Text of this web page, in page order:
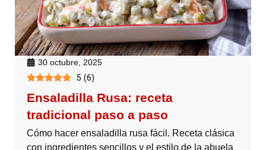
30 octubre, 2025
5 (6)
Ensaladilla Rusa: receta
tradicional paso a paso
Cómo hacer ensaladilla rusa fácil. Receta clásica
con ingredientes sencillos y el estilo de la abuela